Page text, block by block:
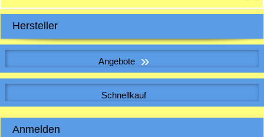
Hersteller
Angebote »
WICKELFALZROHR , Lüftungsrohr DN 315
Schnellkauf
Anmelden